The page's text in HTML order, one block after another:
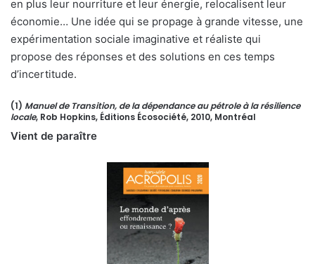
en plus leur nourriture et leur énergie, relocalisent leur
économie… Une idée qui se propage à grande vitesse, une
expérimentation sociale imaginative et réaliste qui
propose des réponses et des solutions en ces temps
d’incertitude.
(1) Manuel de Transition, de la dépendance au pétrole à la résilience
locale, Rob Hopkins, Éditions Écosociété, 2010, Montréal
Vient de paraître